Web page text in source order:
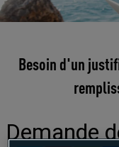
Besoin d'un